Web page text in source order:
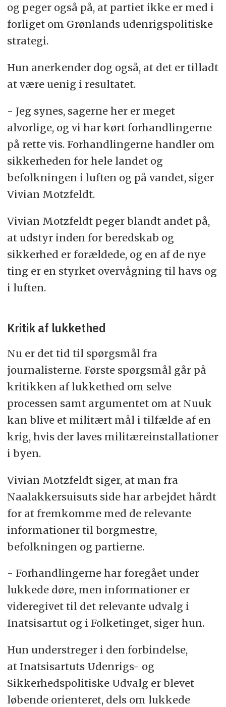
og peger også på, at partiet ikke er med i
forliget om Grønlands udenrigspolitiske
strategi.
Hun anerkender dog også, at det er tilladt
at være uenig i resultatet.
- Jeg synes, sagerne her er meget
alvorlige, og vi har kørt forhandlingerne
på rette vis. Forhandlingerne handler om
sikkerheden for hele landet og
befolkningen i luften og på vandet, siger
Vivian Motzfeldt.
Vivian Motzfeldt peger blandt andet på,
at udstyr inden for beredskab og
sikkerhed er forældede, og en af de nye
ting er en styrket overvågning til havs og
i luften.
Kritik af lukkethed
Nu er det tid til spørgsmål fra
journalisterne. Første spørgsmål går på
kritikken af lukkethed om selve
processen samt argumentet om at Nuuk
kan blive et militært mål i tilfælde af en
krig, hvis der laves militæreinstallationer
i byen.
Vivian Motzfeldt siger, at man fra
Naalakkersuisuts side har arbejdet hårdt
for at fremkomme med de relevante
informationer til borgmestre,
befolkningen og partierne.
- Forhandlingerne har foregået under
lukkede døre, men informationer er
videregivet til det relevante udvalg i
Inatsisartut og i Folketinget, siger hun.
Hun understreger i den forbindelse,
at Inatsisartuts Udenrigs- og
Sikkerhedspolitiske Udvalg er blevet
løbende orienteret, dels om lukkede